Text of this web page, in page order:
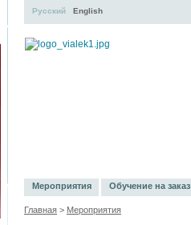
Русский English
Мероприятия Обучение на заказ
Главная > Мероприятия